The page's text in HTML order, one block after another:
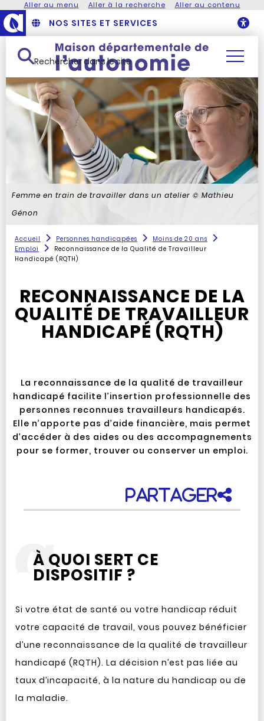
Aller au menu Aller à la recherche Aller au contenu
NOS SITES ET SERVICES
Rechercher dans le site
Femme en train de travailler dans un atelier © Mathieu
Génon
Accueil Personnes handicapées
Moins de 20 ans
Emploi
Reconnaissance de la Qualité de Travailleur
Handicapé (RQTH)
RECONNAISSANCE DE LA
QUALITÉ DE TRAVAILLEUR
HANDICAPÉ (RQTH)
La reconnaissance de la qualité de travailleur
handicapé facilite l’insertion professionnelle des
personnes reconnues travailleurs handicapés.
Elle n’apporte pas d’aide financière, mais permet
d’accéder à des aides ou des accompagnements
pour se former, trouver ou conserver un emploi.
Partager
À QUOI SERT CE
DISPOSITIF ?
Si votre état de santé ou votre handicap réduit
votre capacité de travail, vous pouvez bénéficier
d’une reconnaissance de la qualité de travailleur
handicapé (RQTH). La décision n’est pas liée au
taux d’incapacité, à la nature du handicap ou de
la maladie.